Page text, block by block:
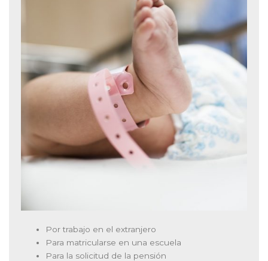
Por trabajo en el extranjero
Para matricularse en una escuela
Para la solicitud de la pensión